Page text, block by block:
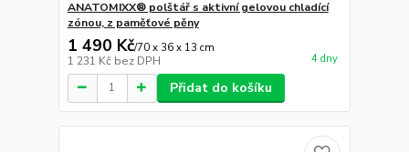
ANATOMIXX® polštář s aktivní gelovou chladící
zónou, z paměťové pěny
1 490 Kč/70 x 36 x 13 cm
1 231 Kč bez DPH 4 dny
Přidat do košíku